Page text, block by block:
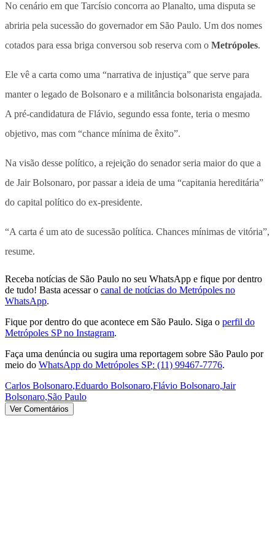
No cenário em que Tarcísio concorra ao Planalto, uma disputa se
abriria pela sucessão do governador em São Paulo. Um dos nomes
cotados para essa briga conversou sob reserva com o Metrópoles.
Ele vê a carta como uma “narrativa de injustiça” que serve para
manter o legado de Bolsonaro e a militância bolsonarista engajada.
A pré-candidatura de Flávio, segundo essa fonte, teria o mesmo
objetivo, mas com “chance mínima de êxito”.
Na visão desse político, a rejeição do senador seria maior do que a
de Jair Bolsonaro, por passar a ideia de uma “capitania hereditária”
do capital político do ex-presidente.
“A carta é um ato de sucessão política. Chances mínimas de vitória”,
resume.
Receba notícias de São Paulo no seu WhatsApp e fique por dentro
de tudo! Basta acessar o canal de notícias do Metrópoles no
WhatsApp.
Fique por dentro do que acontece em São Paulo. Siga o perfil do
Metrópoles SP no Instagram.
Faça uma denúncia ou sugira uma reportagem sobre São Paulo por
meio do WhatsApp do Metrópoles SP: (11) 99467-7776.
Carlos Bolsonaro,Eduardo Bolsonaro,Flávio Bolsonaro,Jair
Bolsonaro,São Paulo
Ver Comentários